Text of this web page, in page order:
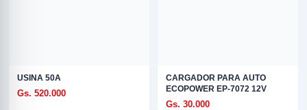
USINA 50A
Gs. 520.000
CARGADOR PARA AUTO
ECOPOWER EP-7072 12V
Gs. 30.000